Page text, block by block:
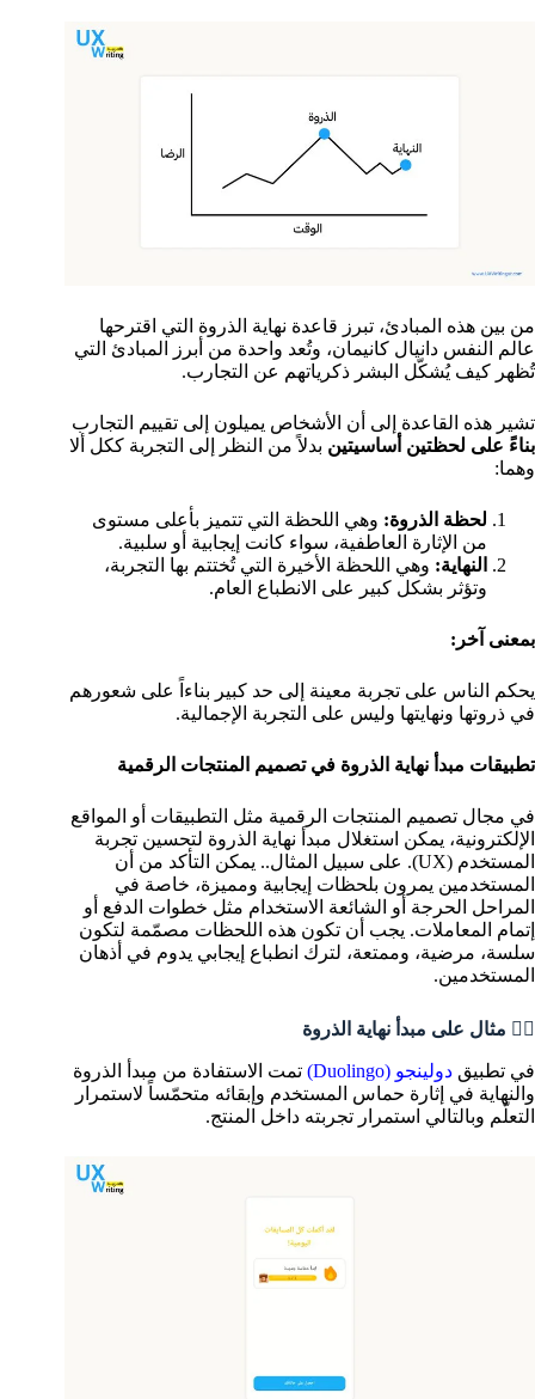
من بين هذه المبادئ، تبرز قاعدة نهاية الذروة التي اقترحها
عالم النفس دانيال كانيمان، وتُعد واحدة من أبرز المبادئ التي
تُظهر كيف يُشكّل البشر ذكرياتهم عن التجارب.
تشير هذه القاعدة إلى أن الأشخاص يميلون إلى تقييم التجارب
بناءً على لحظتين أساسيتين بدلاً من النظر إلى التجربة ككل ألا
وهما:
لحظة الذروة: وهي اللحظة التي تتميز بأعلى مستوى
من الإثارة العاطفية، سواء كانت إيجابية أو سلبية.
النهاية: وهي اللحظة الأخيرة التي تُختتم بها التجربة،
وتؤثر بشكل كبير على الانطباع العام.
بمعنى آخر:
يحكم الناس على تجربة معينة إلى حد كبير بناءاً على شعورهم
في ذروتها ونهايتها وليس على التجربة الإجمالية.
تطبيقات مبدأ نهاية الذروة في تصميم المنتجات الرقمية
في مجال تصميم المنتجات الرقمية مثل التطبيقات أو المواقع
الإلكترونية، يمكن استغلال مبدأ نهاية الذروة لتحسين تجربة
المستخدم (UX). على سبيل المثال.. يمكن التأكد من أن
المستخدمين يمرون بلحظات إيجابية ومميزة، خاصة في
المراحل الحرجة أو الشائعة الاستخدام مثل خطوات الدفع أو
إتمام المعاملات. يجب أن تكون هذه اللحظات مصمّمة لتكون
سلسة، مرضية، وممتعة، لترك انطباع إيجابي يدوم في أذهان
المستخدمين.
💁‍♂️ مثال على مبدأ نهاية الذروة
في تطبيق دولينجو (Duolingo)
تمت الاستفادة من مبدأ الذروة
والنهاية في إثارة حماس المستخدم وإبقائه متحمّساً لاستمرار
التعلّم وبالتالي استمرار تجربته داخل المنتج.